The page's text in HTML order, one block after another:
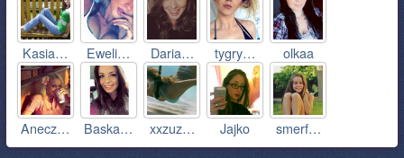
Kasia… Eweli… Daria… tygry… olkaa
Anecz… Baska… xxzuz… Jajko smerf…